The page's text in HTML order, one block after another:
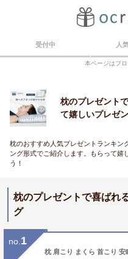
受付中 人
本ページはプ
枕のプレゼント
て嬉しいプレゼ
枕のおすすめ人気プレゼントランキン
ング形式でご紹介します。もらって嬉
う！
枕のプレゼントで喜ばれ
グ
no. 1